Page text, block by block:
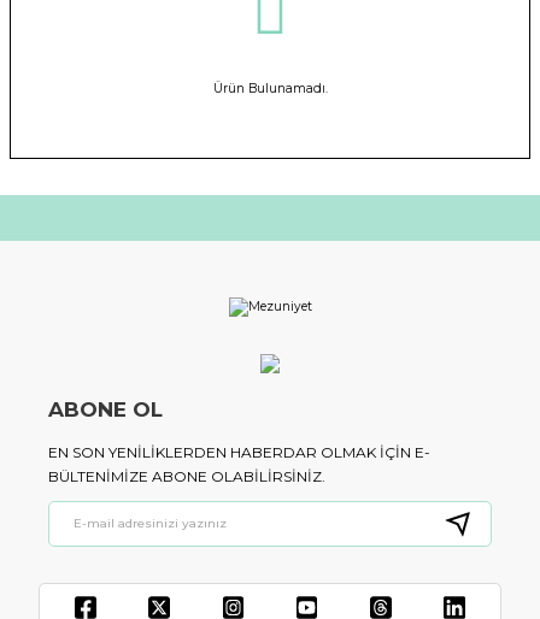
Ürün Bulunamadı.
ABONE OL
EN SON YENILIKLERDEN HABERDAR OLMAK IÇIN E-
BÜLTENIMIZE ABONE OLABILIRSINIZ.